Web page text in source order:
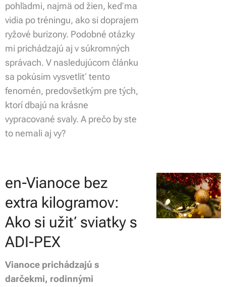
pohľadmi, najmä od žien, keď ma
vidia po tréningu, ako si doprajem
ryžové burizony. Podobné otázky
mi prichádzajú aj v súkromných
správach. V nasledujúcom článku
sa pokúsim vysvetliť tento
fenomén, predovšetkým pre tých,
ktorí dbajú na krásne
vypracované svaly. A prečo by ste
to nemali aj vy?
en-Vianoce bez
extra kilogramov:
Ako si užiť sviatky s
ADI-PEX
Vianoce prichádzajú s
darčekmi, rodinnými